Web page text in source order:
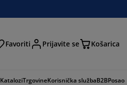
Favoriti Prijavite se Košarica
KataloziTrgovineKorisnička službaB2BPosao